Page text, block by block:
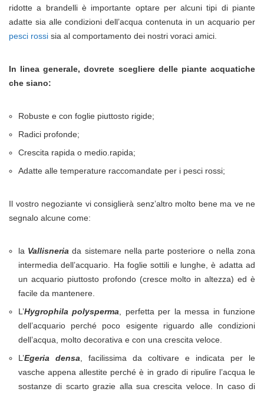
ridotte a brandelli è importante optare per alcuni tipi di piante
adatte sia alle condizioni dell’acqua contenuta in un acquario per
pesci rossi sia al comportamento dei nostri voraci amici.
In linea generale, dovrete scegliere delle piante acquatiche
che siano:
Robuste e con foglie piuttosto rigide;
Radici profonde;
Crescita rapida o medio.rapida;
Adatte alle temperature raccomandate per i pesci rossi;
Il vostro negoziante vi consiglierà senz’altro molto bene ma ve ne
segnalo alcune come:
la Vallisneria da sistemare nella parte posteriore o nella zona
intermedia dell’acquario. Ha foglie sottili e lunghe, è adatta ad
un acquario piuttosto profondo (cresce molto in altezza) ed è
facile da mantenere.
L’Hygrophila polysperma, perfetta per la messa in funzione
dell’acquario perché poco esigente riguardo alle condizioni
dell’acqua, molto decorativa e con una crescita veloce.
L’Egeria densa, facilissima da coltivare e indicata per le
vasche appena allestite perché è in grado di ripulire l’acqua le
sostanze di scarto grazie alla sua crescita veloce. In caso di